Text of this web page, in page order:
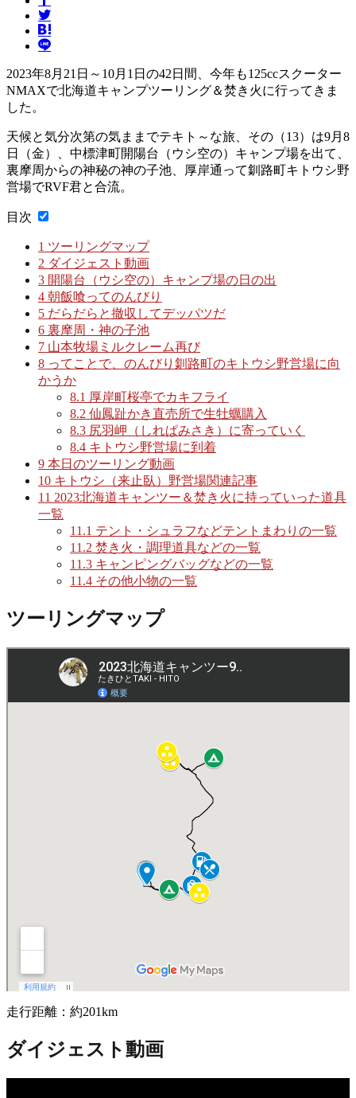
2023年8月21日～10月1日の42日間、今年も125ccスクーター
NMAXで北海道キャンプツーリング＆焚き火に行ってきま
した。
天候と気分次第の気ままでテキト～な旅、その（13）は9月8
日（金）、中標津町開陽台（ウシ空の）キャンプ場を出て、
裏摩周からの神秘の神の子池、厚岸通って釧路町キトウシ野
営場でRVF君と合流。
目次
1 ツーリングマップ
2 ダイジェスト動画
3 開陽台（ウシ空の）キャンプ場の日の出
4 朝飯喰ってのんびり
5 だらだらと撤収してデッパツだ
6 裏摩周・神の子池
7 山本牧場ミルクレーム再び
8 ってことで、のんびり釧路町のキトウシ野営場に向
かうか
8.1 厚岸町桜亭でカキフライ
8.2 仙鳳趾かき直売所で生牡蠣購入
8.3 尻羽岬（しれぱみさき）に寄っていく
8.4 キトウシ野営場に到着
9 本日のツーリング動画
10 キトウシ（来止臥）野営場関連記事
11 2023北海道キャンツー＆焚き火に持っていった道具
一覧
11.1 テント・シュラフなどテントまわりの一覧
11.2 焚き火・調理道具などの一覧
11.3 キャンピングバッグなどの一覧
11.4 その他小物の一覧
ツーリングマップ
走行距離：約201km
ダイジェスト動画